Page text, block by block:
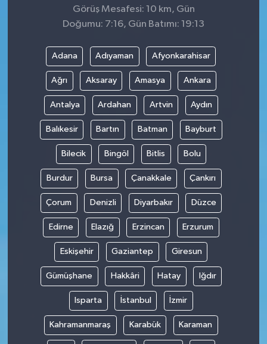
Görüş Mesafesi: 10 km, Gün
Doğumu: 7:16, Gün Batımı: 19:13
Adana Adıyaman Afyonkarahisar
Ağrı Aksaray Amasya Ankara
Antalya Ardahan Artvin Aydın
Balıkesir Bartın Batman Bayburt
Bilecik Bingöl Bitlis Bolu
Burdur Bursa Çanakkale Çankırı
Çorum Denizli Diyarbakır Düzce
Edirne Elazığ Erzincan Erzurum
Eskişehir Gaziantep Giresun
Gümüşhane Hakkâri Hatay Iğdır
Isparta İstanbul İzmir
Kahramanmaraş Karabük Karaman
RÖPORTAJ
SAĞLIK
SPOR
TARIM
TEKNOLOJİ
TURİZM
VİDEO HABER
YAŞAM